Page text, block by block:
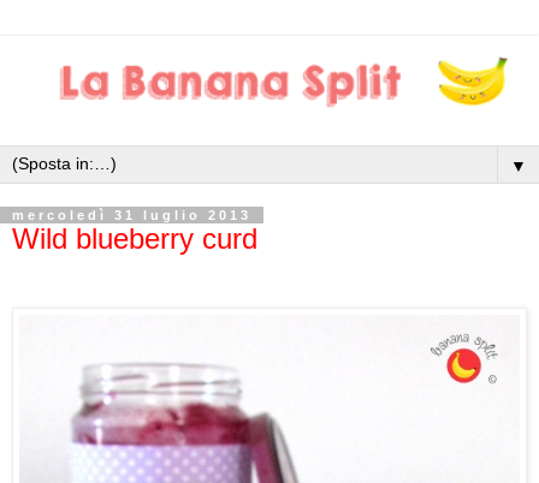
▼
mercoledì 31 luglio 2013
Wild blueberry curd